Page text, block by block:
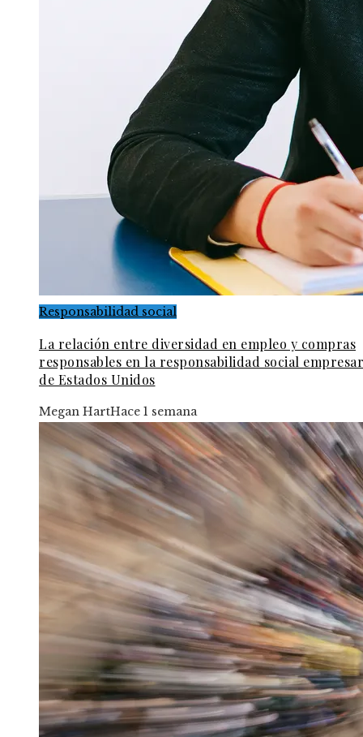
Responsabilidad social
La relación entre diversidad en empleo y compras
responsables en la responsabilidad social
de Estados Unidos
Megan HartHace 1 semana